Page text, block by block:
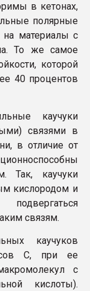
в кетонах,
полярные
на материалы с
То же самое
которой
40 процентов
каучуки
связями в
в отличие от
Так, каучуки
кислородом и
связям.
каучуков
С, при ее
с
кислоты).